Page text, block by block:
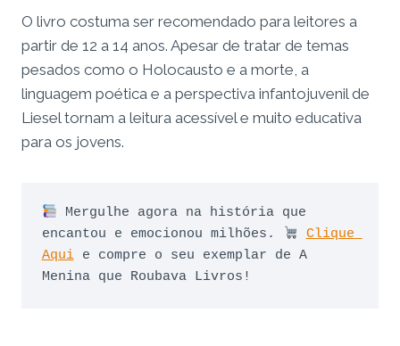
O livro costuma ser recomendado para leitores a
partir de 12 a 14 anos. Apesar de tratar de temas
pesados como o Holocausto e a morte, a
linguagem poética e a perspectiva infantojuvenil de
Liesel tornam a leitura acessível e muito educativa
para os jovens.
Mergulhe agora na história que
encantou e emocionou milhões.
Clique
Aqui e compre o seu exemplar de A
Menina que Roubava Livros!